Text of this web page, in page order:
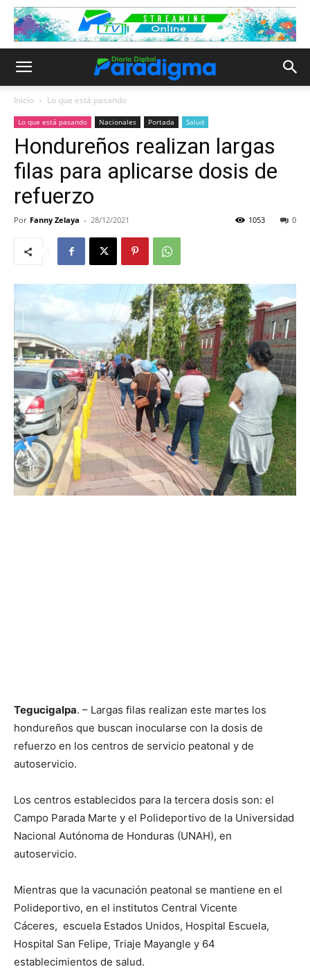
Inicio Lo que está pasando
Lo que está pasando Nacionales Portada Salud
Hondureños realizan largas
filas para aplicarse dosis de
refuerzo
Por Fanny Zelaya - 28/12/2021 0
1053
Tegucigalpa. – Largas filas realizan este martes los
hondureños que buscan inocularse con la dosis de
refuerzo en los centros de servicio peatonal y de
autoservicio.
Los centros establecidos para la tercera dosis son: el
Campo Parada Marte y el Polideportivo de la Universidad
Nacional Autónoma de Honduras (UNAH), en
autoservicio.
Mientras que la vacunación peatonal se mantiene en el
Polideportivo, en el institutos Central Vicente
Cáceres, escuela Estados Unidos, Hospital Escuela,
Hospital San Felipe, Triaje Mayangle y 64
establecimientos de salud.